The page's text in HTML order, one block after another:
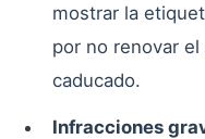
mostrar la
por no renovar
caducado.
Infracciones